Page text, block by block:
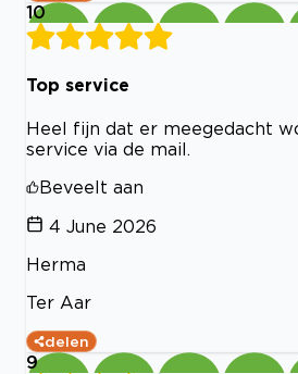
10
Top service
Heel fijn dat er meegedacht
service via de mail.
Beveelt aan
4 June 2026
Herma
Ter Aar
delen
9